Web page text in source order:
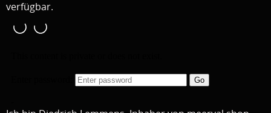
cadeau bon
Gelegenheit
verfügbar.